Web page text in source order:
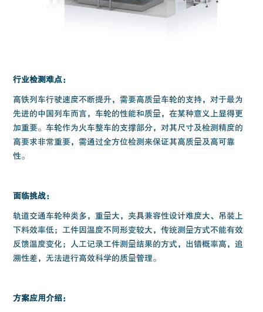
行业检测难点：
高铁列车行驶速度不断提升，需要高质量车轮的支持，对于最为
先进的中国列车而言，车轮的性能和质量，在某种意义上显得更
加重要。车轮作为火车整车的支撑部分，对其尺寸及检测精度的
高要求非常重要，需通过全方位检测来保证其高质量及高可靠
性。
面临挑战：
轨道交通车轮种类多，重量大，夹具兼容性设计难度大、吊装上
下料效率低；工件因温度不同形变较大，传统测量方式不能有效
反馈温度变化；人工记录工件测量结果的方式，出错概率高，追
溯性差，无法进行高效科学的质量管理。
方案应用介绍：